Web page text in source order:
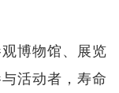
博物馆、展览
活动者，寿命